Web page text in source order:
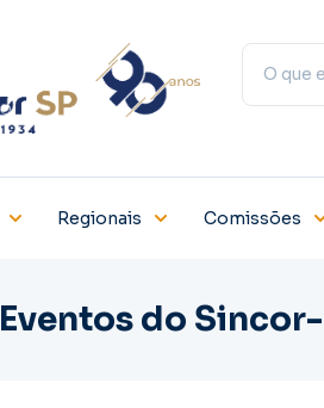
Regionais Comissões
Eventos do